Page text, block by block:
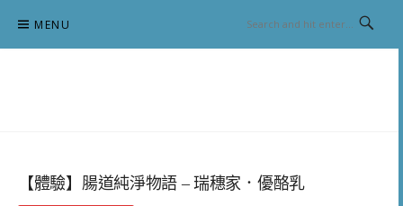
content
MENU
【體驗】腸道純淨物語 – 瑞穗家．優酪乳